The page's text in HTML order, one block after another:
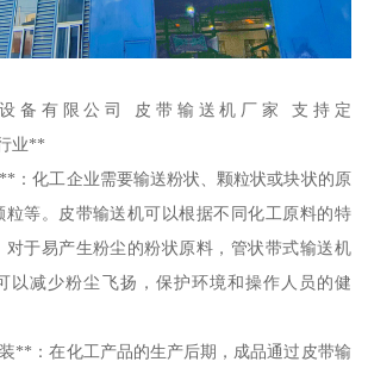
备有限公司 皮带输送机厂家 支持定
业**
化工企业需要输送粉状、颗粒状或块状的原
粒等。皮带输送机可以根据不同化工原料的特
对于易产生粉尘的粉状原料，管状带式输送机
以减少粉尘飞扬，保护环境和操作人员的健
**：在化工产品的生产后期，成品通过皮带输